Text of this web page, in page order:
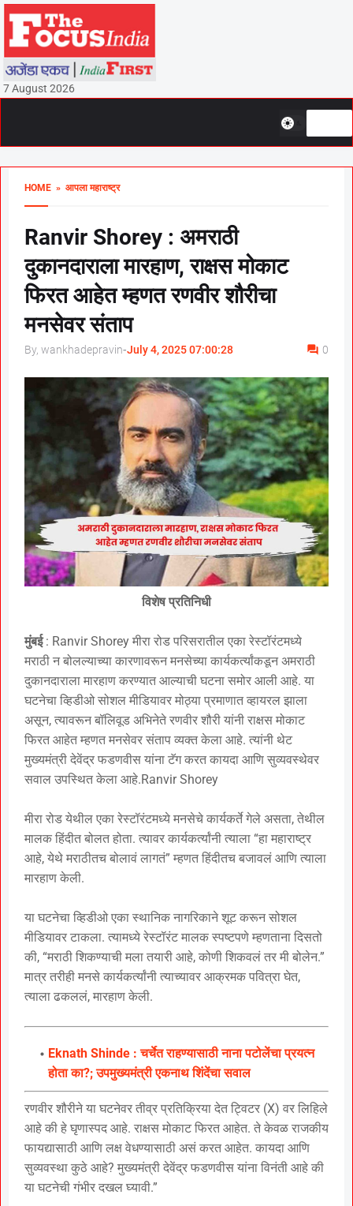
7 August 2026
HOME » आपला महाराष्ट्र
Ranvir Shorey : अमराठी
दुकानदाराला मारहाण, राक्षस मोकाट
फिरत आहेत म्हणत रणवीर शौरीचा
मनसेवर संताप
By, wankhadepravin-July 4, 2025 07:00:28 0
विशेष प्रतिनिधी
मुंबई: Ranvir Shorey मीरा रोड परिसरातील एका रेस्टॉरंटमध्ये
मराठी न बोलल्याच्या कारणावरून मनसेच्या कार्यकर्त्यांकडून अमराठी
दुकानदाराला मारहाण करण्यात आल्याची घटना समोर आली आहे. या
घटनेचा व्हिडीओ सोशल मीडियावर मोठ्या प्रमाणात व्हायरल झाला
असून, त्यावरून बॉलिवूड अभिनेते रणवीर शौरी यांनी राक्षस मोकाट
फिरत आहेत म्हणत मनसेवर संताप व्यक्त केला आहे. त्यांनी थेट
मुख्यमंत्री देवेंद्र फडणवीस यांना टॅग करत कायदा आणि सुव्यवस्थेवर
सवाल उपस्थित केला आहे.Ranvir Shorey
मीरा रोड येथील एका रेस्टॉरंटमध्ये मनसेचे कार्यकर्ते गेले असता, तेथील
मालक हिंदीत बोलत होता. त्यावर कार्यकर्त्यांनी त्याला “हा महाराष्ट्र
आहे, येथे मराठीतच बोलावं लागतं” म्हणत हिंदीतच बजावलं आणि त्याला
मारहाण केली.
या घटनेचा व्हिडीओ एका स्थानिक नागरिकाने शूट करून सोशल
मीडियावर टाकला. त्यामध्ये रेस्टॉरंट मालक स्पष्टपणे म्हणताना दिसतो
की, “मराठी शिकण्याची मला तयारी आहे, कोणी शिकवलं तर मी बोलेन.”
मात्र तरीही मनसे कार्यकर्त्यांनी त्याच्यावर आक्रमक पवित्रा घेत,
त्याला ढकललं, मारहाण केली.
Eknath Shinde : चर्चेत राहण्यासाठी नाना पटोलेंचा प्रयत्न
होता का?; उपमुख्यमंत्री एकनाथ शिंदेंचा सवाल
रणवीर शौरीने या घटनेवर तीव्र प्रतिक्रिया देत ट्विटर (X) वर लिहिले
आहे की हे घृणास्पद आहे. राक्षस मोकाट फिरत आहेत. ते केवळ राजकीय
फायद्यासाठी आणि लक्ष वेधण्यासाठी असं करत आहेत. कायदा आणि
सुव्यवस्था कुठे आहे? मुख्यमंत्री देवेंद्र फडणवीस यांना विनंती आहे की
या घटनेची गंभीर दखल घ्यावी.”